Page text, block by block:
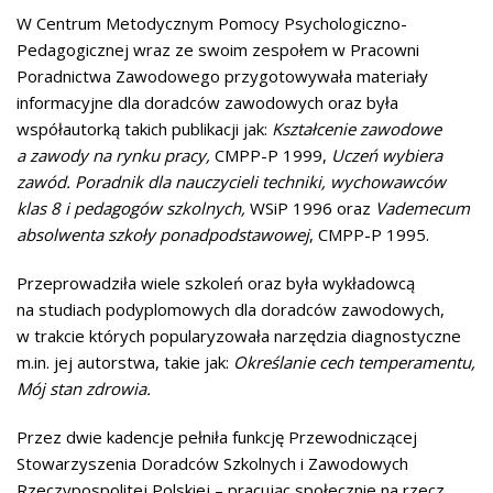
W Centrum Metodycznym Pomocy Psychologiczno-
Pedagogicznej wraz ze swoim zespołem w Pracowni
Poradnictwa Zawodowego przygotowywała materiały
informacyjne dla doradców zawodowych oraz była
współautorką takich publikacji jak: Kształcenie zawodowe
a zawody na rynku pracy, CMPP-P 1999, Uczeń wybiera
zawód. Poradnik dla nauczycieli techniki, wychowawców
klas 8 i pedagogów szkolnych, WSiP 1996 oraz Vademecum
absolwenta szkoły ponadpodstawowej, CMPP-P 1995.
Przeprowadziła wiele szkoleń oraz była wykładowcą
na studiach podyplomowych dla doradców zawodowych,
w trakcie których popularyzowała narzędzia diagnostyczne
m.in. jej autorstwa, takie jak: Określanie cech temperamentu,
Mój stan zdrowia.
Przez dwie kadencje pełniła funkcję Przewodniczącej
Stowarzyszenia Doradców Szkolnych i Zawodowych